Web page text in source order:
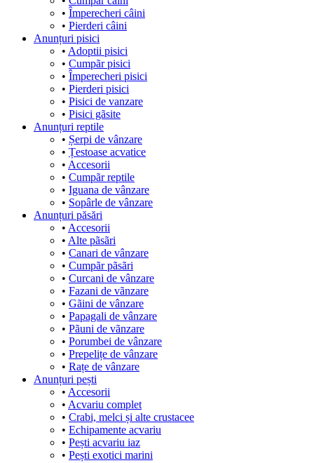
• Împerecheri câini
• Pierderi câini
Anunțuri pisici
• Adoptii pisici
• Cumpãr pisici
• Împerecheri pisici
• Pierderi pisici
• Pisici de vanzare
• Pisici gãsite
Anunțuri reptile
• Șerpi de vânzare
• Țestoase acvatice
• Accesorii
• Cumpãr reptile
• Iguana de vânzare
• Sopârle de vânzare
Anunțuri păsări
• Accesorii
• Alte pãsãri
• Canari de vânzare
• Cumpãr pãsãri
• Curcani de vânzare
• Fazani de vãnzare
• Gãini de vânzare
• Papagali de vânzare
• Pãuni de vãnzare
• Porumbei de vânzare
• Prepelițe de vânzare
• Rațe de vânzare
Anunțuri pești
• Accesorii
• Acvariu complet
• Crabi, melci și alte crustacee
• Echipamente acvariu
• Pești acvariu iaz
• Pești exotici marini